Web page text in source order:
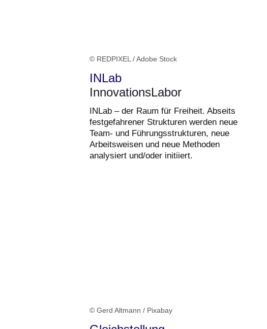
© REDPIXEL / Adobe Stock
INLab
InnovationsLabor
INLab – der Raum für Freiheit. Abseits
festgefahrener Strukturen werden neue
Team- und Führungsstrukturen, neue
Arbeitsweisen und neue Methoden
analysiert und/oder initiiert.
© Gerd Altmann / Pixabay